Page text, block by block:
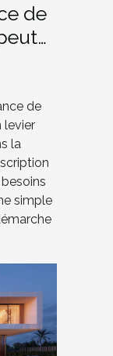
de
de
levier
la
simple